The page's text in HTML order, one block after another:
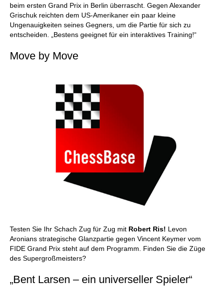
beim ersten Grand Prix in Berlin überrascht. Gegen Alexander
Grischuk reichten dem US-Amerikaner ein paar kleine
Ungenauigkeiten seines Gegners, um die Partie für sich zu
entscheiden. „Bestens geeignet für ein interaktives Training!“
Move by Move
Testen Sie Ihr Schach Zug für Zug mit Robert Ris! Levon
Aronians strategische Glanzpartie gegen Vincent Keymer vom
FIDE Grand Prix steht auf dem Programm. Finden Sie die Züge
des Supergroßmeisters?
„Bent Larsen – ein universeller Spieler“